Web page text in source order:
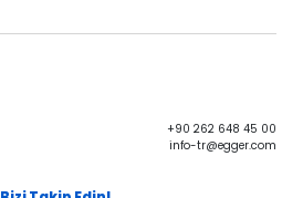
+90 262 648 45 00
info-tr@egger.com